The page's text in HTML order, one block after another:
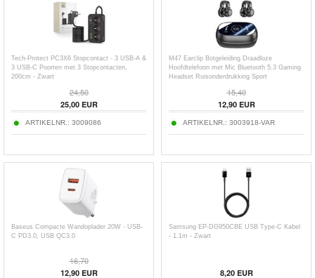
Tech-Protect PC3X6 Stopcontact - 3 USB-A &
3 USB-C Poorten met 3 Stopcontacten,
200cm - Zwart
24,50
25,00EUR
ARTIKELNR.: 3009086
M47 Earclip Botgeleiding Draadloze
Hoofdtelefoon met Mic Bluetooth 5.3 Gaming
Headset Ruisonderdrukking Sport
15,40
12,90EUR
ARTIKELNR.: 3003918-VAR
Baseus Compacte Wandoplader 20W - USB-
C PD3.0, USB QC3.0
16,70
12,90EUR
Samsung EP-DG950CBE USB Type-C Kabel
- 1.1m - Zwart
8,20EUR